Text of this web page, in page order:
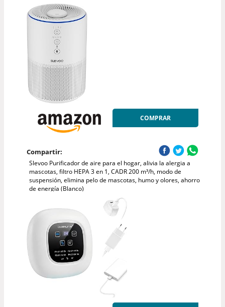
COMPRAR
Compartir:
Slevoo Purificador de aire para el hogar, alivia la alergia a
mascotas, filtro HEPA 3 en 1, CADR 200 m³/h, modo de
suspensión, elimina pelo de mascotas, humo y olores, ahorro
de energía (Blanco)